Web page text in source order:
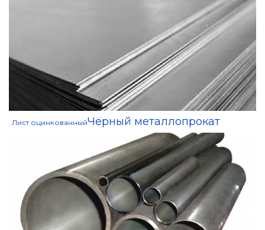
Лист оцинкованныйЧёрный металлопрокат